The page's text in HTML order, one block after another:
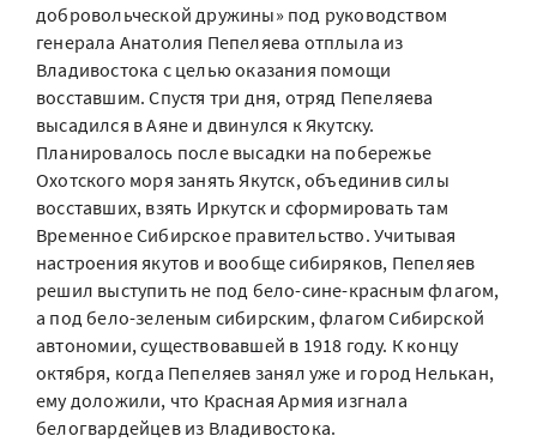
добровольческой дружины» под руководством
генерала Анатолия Пепеляева отплыла из
Владивостока с целью оказания помощи
восставшим. Спустя три дня, отряд Пепеляева
высадился в Аяне и двинулся к Якутску.
Планировалось после высадки на побережье
Охотского моря занять Якутск, объединив силы
восставших, взять Иркутск и сформировать там
Временное Сибирское правительство. Учитывая
настроения якутов и вообще сибиряков, Пепеляев
решил выступить не под бело-сине-красным флагом,
а под бело-зеленым сибирским, флагом Сибирской
автономии, существовавшей в 1918 году. К концу
октября, когда Пепеляев занял уже и город Нелькан,
ему доложили, что Красная Армия изгнала
белогвардейцев из Владивостока.